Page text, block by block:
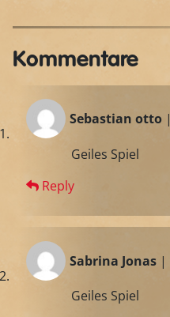
Kommentare
Sebastian otto
Geiles Spiel
Reply
Sabrina Jonas |
Geiles Spiel